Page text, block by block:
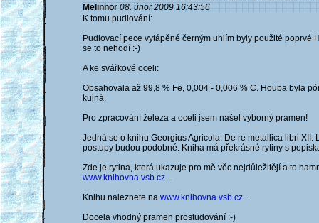
Melinnor 08. únor 2009 16:43:56
K tomu pudlování:
Pudlovací pece vytápěné černým uhlím byly použité poprvé
se to nehodí :-)
A ke svářkové oceli:
Obsahovala až 99,8 % Fe, 0,004 - 0,006 % C. Houba byla
kujná.
Pro zpracování železa a oceli jsem našel výborný pramen!
Jedná se o knihu Georgius Agricola: De re metallica libri
postupy budou podobné. Kniha má překrásné rytiny s
Zde je rytina, která ukazuje pro mě věc nejdůležitějí a to
www.knihovna.vsb.cz...
Knihu naleznete na www.knihovna.vsb.cz...
Docela vhodný pramen prostudování :-)